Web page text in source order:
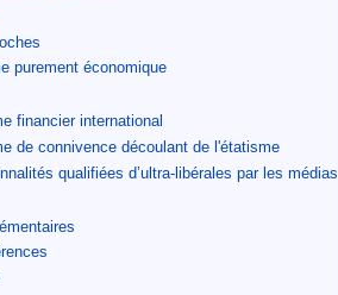
purement économique
financier international
de connivence découlant de l'étatisme
qualifiées d’ultra-libérales par les médias